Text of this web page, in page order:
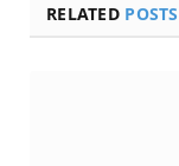
RELATED POSTS